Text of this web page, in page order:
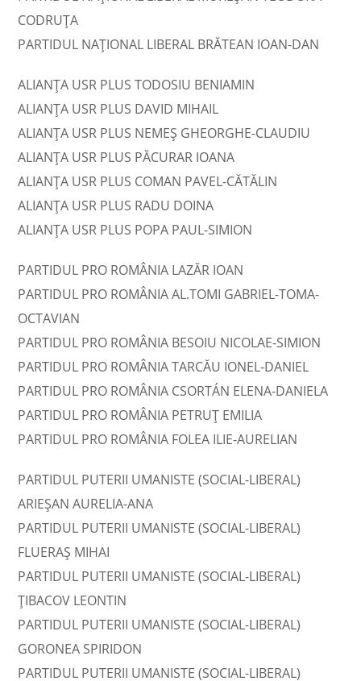
CODRUŢA
PARTIDUL NAȚIONAL LIBERAL BRĂTEAN IOAN-DAN
ALIANȚA USR PLUS TODOSIU BENIAMIN
ALIANȚA USR PLUS DAVID MIHAIL
ALIANȚA USR PLUS NEMEŞ GHEORGHE-CLAUDIU
ALIANȚA USR PLUS PĂCURAR IOANA
ALIANȚA USR PLUS COMAN PAVEL-CĂTĂLIN
ALIANȚA USR PLUS RADU DOINA
ALIANȚA USR PLUS POPA PAUL-SIMION
PARTIDUL PRO ROMÂNIA LAZĂR IOAN
PARTIDUL PRO ROMÂNIA AL.TOMI GABRIEL-TOMA-
OCTAVIAN
PARTIDUL PRO ROMÂNIA BESOIU NICOLAE-SIMION
PARTIDUL PRO ROMÂNIA TARCĂU IONEL-DANIEL
PARTIDUL PRO ROMÂNIA CSORTÁN ELENA-DANIELA
PARTIDUL PRO ROMÂNIA PETRUŢ EMILIA
PARTIDUL PRO ROMÂNIA FOLEA ILIE-AURELIAN
PARTIDUL PUTERII UMANISTE (SOCIAL-LIBERAL)
ARIEŞAN AURELIA-ANA
PARTIDUL PUTERII UMANISTE (SOCIAL-LIBERAL)
FLUERAŞ MIHAI
PARTIDUL PUTERII UMANISTE (SOCIAL-LIBERAL)
ŢIBACOV LEONTIN
PARTIDUL PUTERII UMANISTE (SOCIAL-LIBERAL)
GORONEA SPIRIDON
PARTIDUL PUTERII UMANISTE (SOCIAL-LIBERAL)